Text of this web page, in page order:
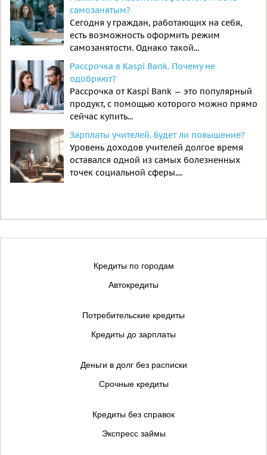
самозанятым?
Сегодня у граждан, работающих на себя,
есть возможность оформить режим
самозанятости. Однако такой...
Рассрочка в Kaspi Bank. Почему не
одобряют?
Рассрочка от Kaspi Bank — это популярный
продукт, с помощью которого можно прямо
сейчас купить...
Зарплаты учителей. Будет ли повышение?
Уровень доходов учителей долгое время
оставался одной из самых болезненных
точек социальной сферы....
Кредиты по городам
Автокредиты
Потребительские кредиты
Кредиты до зарплаты
Деньги в долг без расписки
Срочные кредиты
Кредиты без справок
Экспресс займы